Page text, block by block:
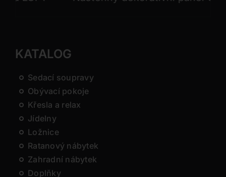
KATALOG
Sedací soupravy
Obývací pokoje
Křesla a relax
Jídelny
Ložnice
Ratanový nábytek
Zahradní nábytek
Doplňky